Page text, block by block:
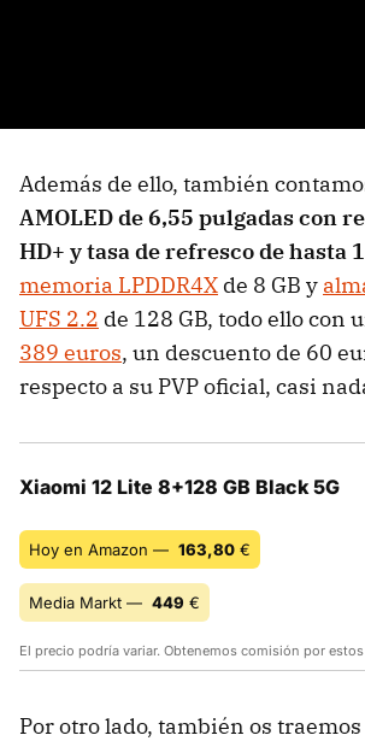
Además de ello, también
AMOLED de 6,55 pulgadas con
HD+ y tasa de refresco de hasta
memoria LPDDR4X de 8 GB y
UFS 2.2 de 128 GB, todo ello con
389 euros, un descuento de 60
respecto a su PVP oficial, casi
Xiaomi 12 Lite 8+128 GB Black 5G
Hoy en Amazon — 163,80 €
Media Markt — 449 €
El precio podría variar. Obtenemos comisión por
Por otro lado, también os